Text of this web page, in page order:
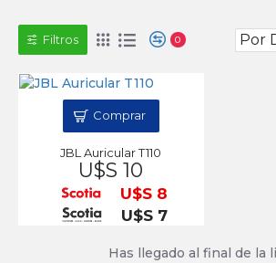
Filtros 0
JBL Auricular T110
U$S 10
U$S 8
U$S 7
Comprar
Has llegado al final de la